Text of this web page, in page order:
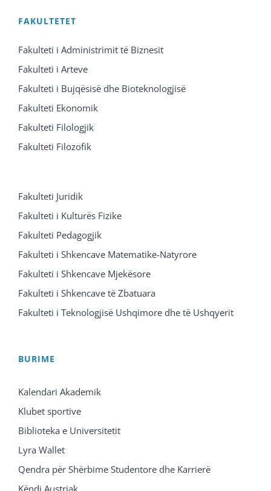
FAKULTETET
Fakulteti i Administrimit të Biznesit
Fakulteti i Arteve
Fakulteti i Bujqësisë dhe Bioteknologjisë
Fakulteti Ekonomik
Fakulteti Filologjik
Fakulteti Filozofik
Fakulteti Juridik
Fakulteti i Kulturës Fizike
Fakulteti Pedagogjik
Fakulteti i Shkencave Matematike-Natyrore
Fakulteti i Shkencave Mjekësore
Fakulteti i Shkencave të Zbatuara
Fakulteti i Teknologjisë Ushqimore dhe të Ushqyerit
BURIME
Kalendari Akademik
Klubet sportive
Biblioteka e Universitetit
Lyra Wallet
Qendra për Shërbime Studentore dhe Karrierë